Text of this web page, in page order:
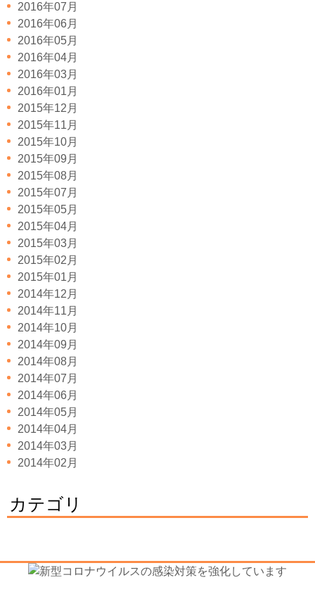
2016年07月
2016年06月
2016年05月
2016年04月
2016年03月
2016年01月
2015年12月
2015年11月
2015年10月
2015年09月
2015年08月
2015年07月
2015年05月
2015年04月
2015年03月
2015年02月
2015年01月
2014年12月
2014年11月
2014年10月
2014年09月
2014年08月
2014年07月
2014年06月
2014年05月
2014年04月
2014年03月
2014年02月
カテゴリ